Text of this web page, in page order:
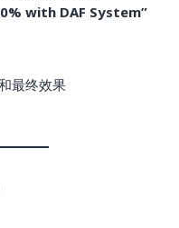
with DAF System”
最终效果